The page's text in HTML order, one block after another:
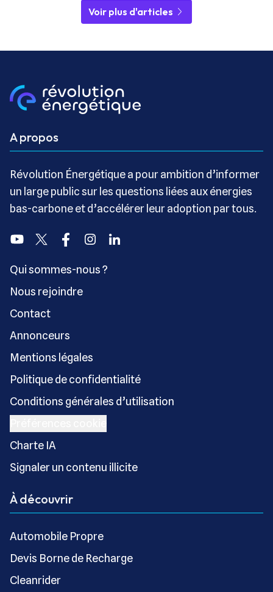
Voir plus d'articles
A propos
Révolution Énergétique a pour ambition d’informer
un large public sur les questions liées aux énergies
bas-carbone et d’accélérer leur adoption par tous.
YoutubeTwitter FacebookInstagramLinkedin
Qui sommes-nous ?
Nous rejoindre
Contact
Annonceurs
Mentions légales
Politique de confidentialité
Conditions générales d’utilisation
Charte IA
Signaler un contenu illicite
À découvrir
Automobile Propre
Devis Borne de Recharge
Cleanrider